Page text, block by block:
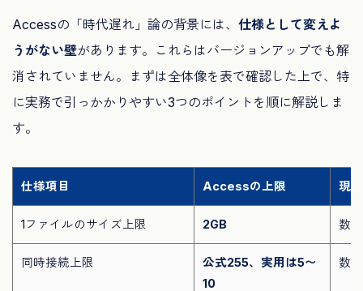
Accessの「時代遅れ」論の背景には、 仕様として変えよ
うがない壁があります。これらはバージョンアップでも解
消されていません。まずは全体像を表で確認した上で、特
に実務で引っかかりやすい3つのポイントを順に解説しま
す。
仕様項目 Accessの上限 現
1ファイルのサイズ上限 2GB 数
同時接続上限
公式255、実用は5〜
10
数